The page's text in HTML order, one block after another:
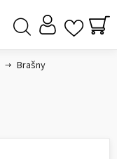
Brašny